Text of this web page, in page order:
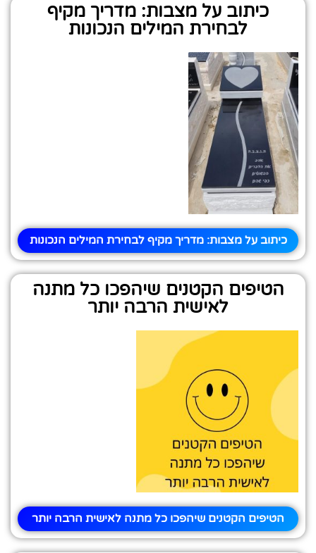
כיתוב על מצבות: מדריך מקיף
לבחירת המילים הנכונות
כיתוב על מצבות: מדריך מקיף לבחירת המילים הנכונות
הטיפים הקטנים שיהפכו כל מתנה
לאישית הרבה יותר
הטיפים הקטנים שיהפכו כל מתנה לאישית הרבה יותר